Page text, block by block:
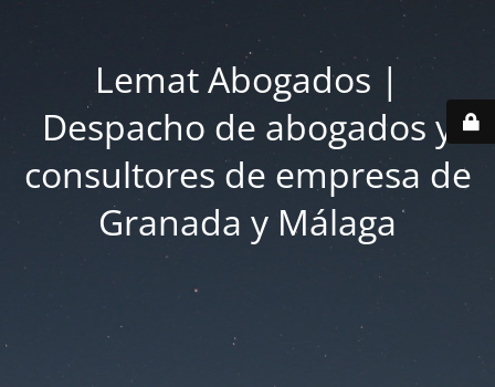
Lemat Abogados |
Despacho de abogados y
consultores de empresa de
Granada y Málaga